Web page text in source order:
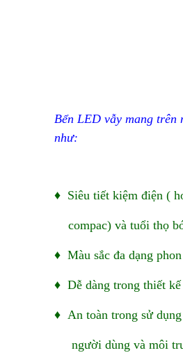
Bển LED vẫy mang trên
như:
♦ Siêu tiết kiệm điện (
compac) và tuổi thọ
♦ Màu sắc đa dạng
♦ Dễ dàng trong thiết
♦ An toàn trong sử
người dùng và môi